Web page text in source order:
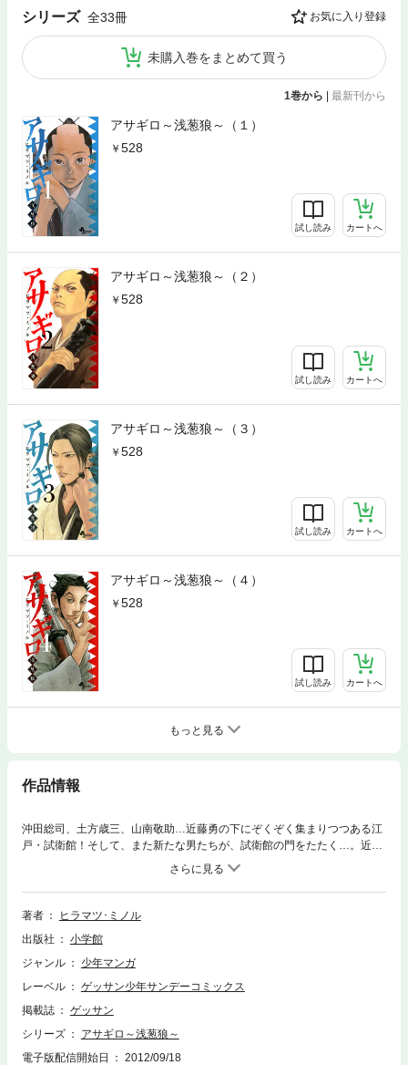
シリーズ 全33冊 お気に入り登録
未購入巻をまとめて買う
1巻から 最新刊から
アサギロ～浅葱狼～（１）
528
試し読み カートへ
アサギロ～浅葱狼～（２）
528
試し読み カートへ
アサギロ～浅葱狼～（３）
528
試し読み カートへ
アサギロ～浅葱狼～（４）
528
試し読み カートへ
もっと見る
作品情報
沖田総司、土方歳三、山南敬助…近藤勇の下にぞくぞく集まりつつある江
戸・試衛館！そして、また新たな男たちが、試衛館の門をたたく…。近藤
勇、沖田総司の元に、またひとりの狼が！！
著者
ヒラマツ･ミノル
出版社
小学館
ジャンル
少年マンガ
レーベル
ゲッサン少年サンデーコミックス
掲載誌
ゲッサン
シリーズ
アサギロ～浅葱狼～
電子版配信開始日
2012/09/18